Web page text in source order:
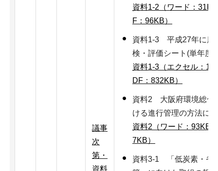
議事
次
第・
資料
資料1-2（ワード：
F：96KB）
資料1-3 平成27年に度
検・評価シート(単年度
資料1-3（エクセル：
DF：832KB）
資料2 大阪府環境総合
ける進行管理の方法に
資料2（ワード：93KB）
7KB）
資料3-1 「低炭素・省